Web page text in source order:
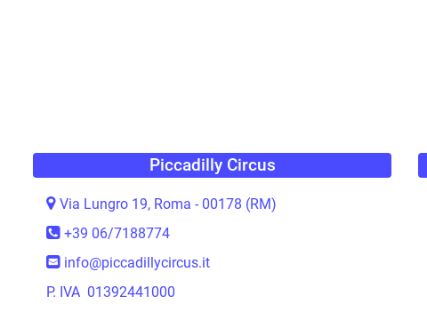
Piccadilly Circus
Via Lungro 19, Roma - 00178 (RM)
+39 06/7188774
info@piccadillycircus.it
P. IVA 01392441000